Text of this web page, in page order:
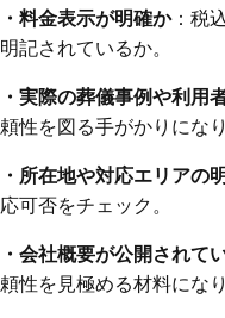
・料金表示が明確か：税
明記されているか。
・実際の葬儀事例や利用
頼性を図る手がかりになり
・所在地や対応エリアの
応可否をチェック。
・会社概要が公開されて
頼性を見極める材料になり